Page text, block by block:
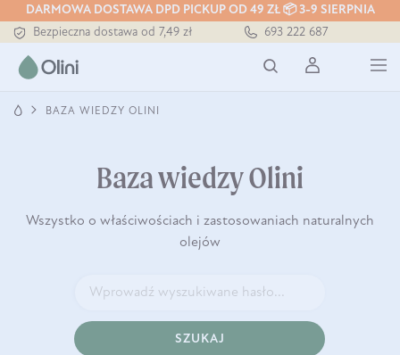
DARMOWA DOSTAWA DPD PICKUP OD 49 ZŁ 📦 3-9 SIERPNIA
Bezpieczna dostawa od 7,49 zł
Darmowa dostawa od 199 zł
Tłoczony zawsze na zimno
693 222 687
BAZA WIEDZY OLINI
Baza wiedzy Olini
Wszystko o właściwościach i zastosowaniach naturalnych
olejów
SZUKAJ